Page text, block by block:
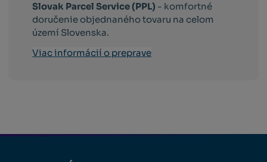
Slovak Parcel Service (PPL) - komfortné
doručenie objednaného tovaru na celom
území Slovenska.
Viac informácií o preprave